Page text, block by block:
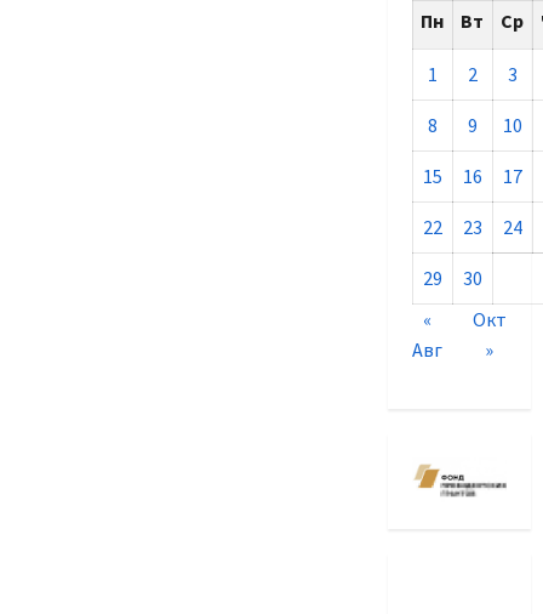
Пн Вт Ср
1 2 3
8 9 10
15 16 17
22 23 24
29
30
«
Авг
Окт
»